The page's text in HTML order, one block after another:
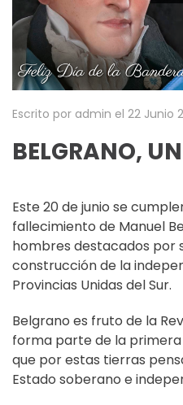
Escrito por admin el 22 Junio
BELGRANO,
Este 20 de junio se
fallecimiento de Manuel
hombres destacados por
construcción de la
Provincias Unidas del Sur.
Belgrano es fruto de la
forma parte de la
que por estas tierras
Estado soberano e